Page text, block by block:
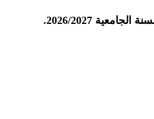
الجامعية 2026/2027
.